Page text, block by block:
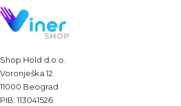
Shop Hold d.o.o.
Voronješka 12
11000 Beograd
PIB: 113041526